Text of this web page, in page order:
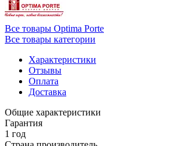
Все товары Optima Porte
Все товары категории
Характеристики
Отзывы
Оплата
Доставка
Общие характеристики
Гарантия
1 год